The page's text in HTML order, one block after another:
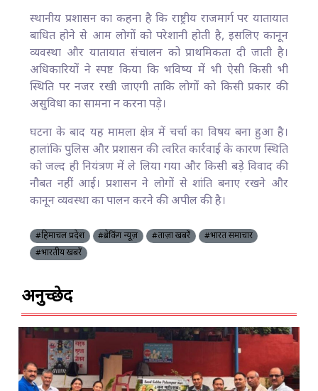
स्थानीय प्रशासन का कहना है कि राष्ट्रीय राजमार्ग पर यातायात
बाधित होने से आम लोगों को परेशानी होती है, इसलिए कानून
व्यवस्था और यातायात संचालन को प्राथमिकता दी जाती है।
अधिकारियों ने स्पष्ट किया कि भविष्य में भी ऐसी किसी भी
स्थिति पर नजर रखी जाएगी ताकि लोगों को किसी प्रकार की
असुविधा का सामना न करना पड़े।
घटना के बाद यह मामला क्षेत्र में चर्चा का विषय बना हुआ है।
हालांकि पुलिस और प्रशासन की त्वरित कार्रवाई के कारण स्थिति
को जल्द ही नियंत्रण में ले लिया गया और किसी बड़े विवाद की
नौबत नहीं आई। प्रशासन ने लोगों से शांति बनाए रखने और
कानून व्यवस्था का पालन करने की अपील की है।
#हिमाचल प्रदेश #ब्रेकिंग न्यूज़ #ताज़ा खबरें
#भारत समाचार
#भारतीय खबरें
अनुच्छेद